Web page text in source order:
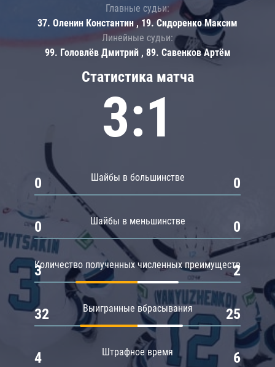
Статистика матча
3:1
Шайбы в большинстве
0 0
Шайбы в меньшинстве
0 0
Количество полученных численных преимуществ
3 2
Выигранные вбрасывания
32 25
Штрафное время
4 6
Главные судьи:
37. Оленин Константин , 19. Сидоренко Максим
Линейные судьи:
99. Головлёв Дмитрий , 89. Савенков Артём